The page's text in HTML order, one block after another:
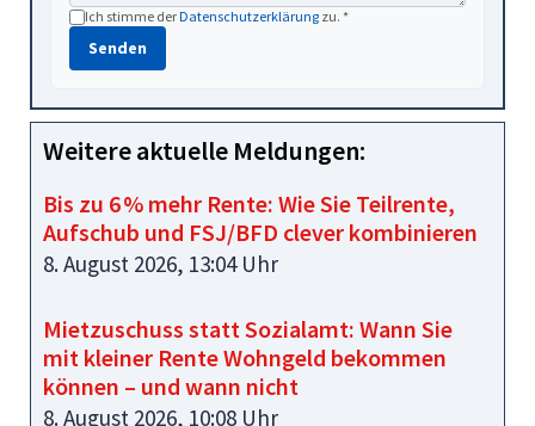
Ich stimme derDatenschutzerklärung zu. *
Senden
Weitere aktuelle Meldungen:
Bis zu 6 % mehr Rente: Wie Sie Teilrente,
Aufschub und FSJ/BFD clever kombinieren
8. August 2026, 13:04 Uhr
Mietzuschuss statt Sozialamt: Wann Sie
mit kleiner Rente Wohngeld bekommen
können – und wann nicht
8. August 2026, 10:08 Uhr